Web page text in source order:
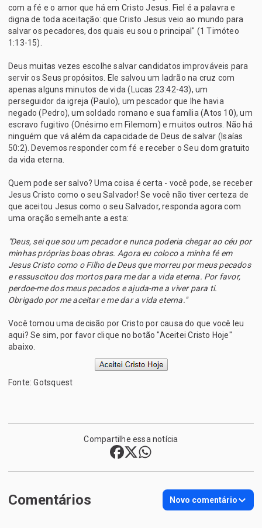
com a fé e o amor que há em Cristo Jesus. Fiel é a palavra e
digna de toda aceitação: que Cristo Jesus veio ao mundo para
salvar os pecadores, dos quais eu sou o principal" (1 Timóteo
1:13-15).
Deus muitas vezes escolhe salvar candidatos improváveis para
servir os Seus propósitos. Ele salvou um ladrão na cruz com
apenas alguns minutos de vida (Lucas 23:42-43), um
perseguidor da igreja (Paulo), um pescador que lhe havia
negado (Pedro), um soldado romano e sua família (Atos 10), um
escravo fugitivo (Onésimo em Filemom) e muitos outros. Não há
ninguém que vá além da capacidade de Deus de salvar (Isaías
50:2). Devemos responder com fé e receber o Seu dom gratuito
da vida eterna.
Quem pode ser salvo? Uma coisa é certa - você pode, se receber
Jesus Cristo como o seu Salvador! Se você não tiver certeza de
que aceitou Jesus como o seu Salvador, responda agora com
uma oração semelhante a esta:
"Deus, sei que sou um pecador e nunca poderia chegar ao céu por
minhas próprias boas obras. Agora eu coloco a minha fé em
Jesus Cristo como o Filho de Deus que morreu por meus pecados
e ressuscitou dos mortos para me dar a vida eterna. Por favor,
perdoe-me dos meus pecados e ajuda-me a viver para ti.
Obrigado por me aceitar e me dar a vida eterna."
Você tomou uma decisão por Cristo por causa do que você leu
aqui? Se sim, por favor clique no botão "Aceitei Cristo Hoje"
abaixo.
Fonte: Gotsquest
Compartilhe essa notícia
Comentários Novo comentário